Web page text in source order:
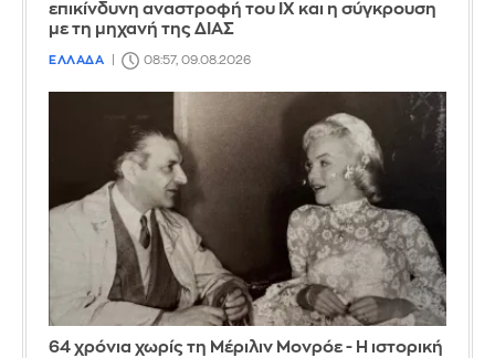
επικίνδυνη αναστροφή του ΙΧ και η σύγκρουση
με τη μηχανή της ΔΙΑΣ
ΕΛΛΑΔΑ 08:57, 09.08.2026
64 χρόνια χωρίς τη Μέριλιν Μονρόε - Η ιστορική